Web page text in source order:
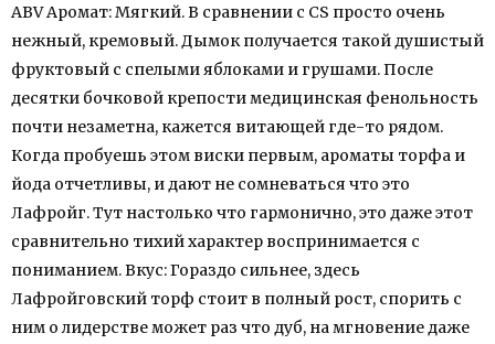
ABV Аромат: Мягкий. В сравнении с CS просто очень
нежный, кремовый. Дымок получается такой душистый
фруктовый с спелыми яблоками и грушами. После
десятки бочковой крепости медицинская фенольность
почти незаметна, кажется витающей где-то рядом.
Когда пробуешь этом виски первым, ароматы торфа и
йода отчетливы, и дают не сомневаться что это
Лафройг. Тут настолько что гармонично, это даже этот
сравнительно тихий характер воспринимается с
пониманием. Вкус: Гораздо сильнее, здесь
Лафройговский торф стоит в полный рост, спорить с
ним о лидерстве может раз что дуб, на мгновение даже